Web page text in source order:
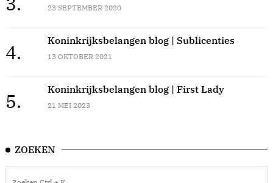
23 SEPTEMBER 2020
4.
Koninkrijksbelangen blog | Sublicenties
13 OKTOBER 2021
5.
Koninkrijksbelangen blog | First Lady
21 MEI 2023
ZOEKEN